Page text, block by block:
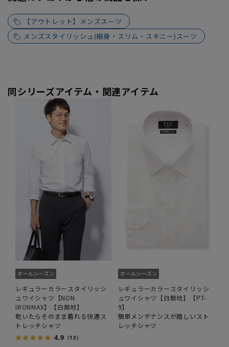
【アウトレット】メンズスーツ
メンズスタイリッシュ(細身・スリム・スキニー)スーツ
同シリーズアイテム・関連アイテム
レギュラーカラースタイリッシ
ュワイシャツ【NON
IRONMAX】【白無地】
乾いたらそのまま着れる快適ス
トレッチシャツ
4.9 （12）
レギュラーカラースタイリッシ
ュワイシャツ【白無地】【PT-
9】
簡単メンテナンスが嬉しいスト
レッチシャツ